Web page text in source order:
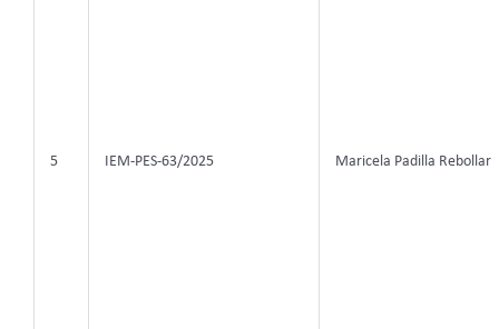
5 IEM-PES-63/2025 Maricela Padilla Rebollar